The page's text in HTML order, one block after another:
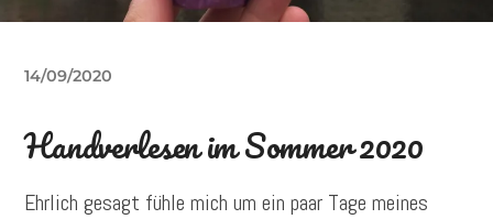
14/09/2020
Handverlesen im Sommer 2020
Ehrlich gesagt fühle mich um ein paar Tage meines